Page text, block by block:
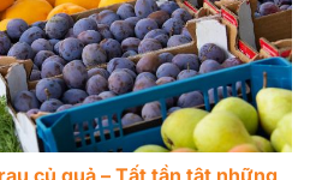
củ quả – Tất tần tật những